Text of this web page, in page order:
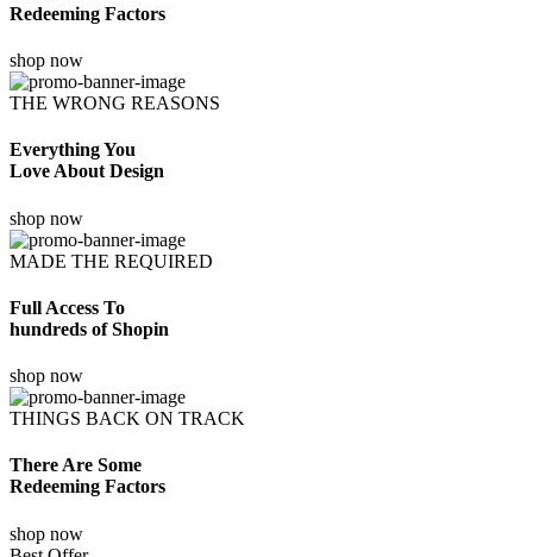
Redeeming Factors
shop now
THE WRONG REASONS
Everything You
Love About Design
shop now
MADE THE REQUIRED
Full Access To
hundreds of Shopin
shop now
THINGS BACK ON TRACK
There Are Some
Redeeming Factors
shop now